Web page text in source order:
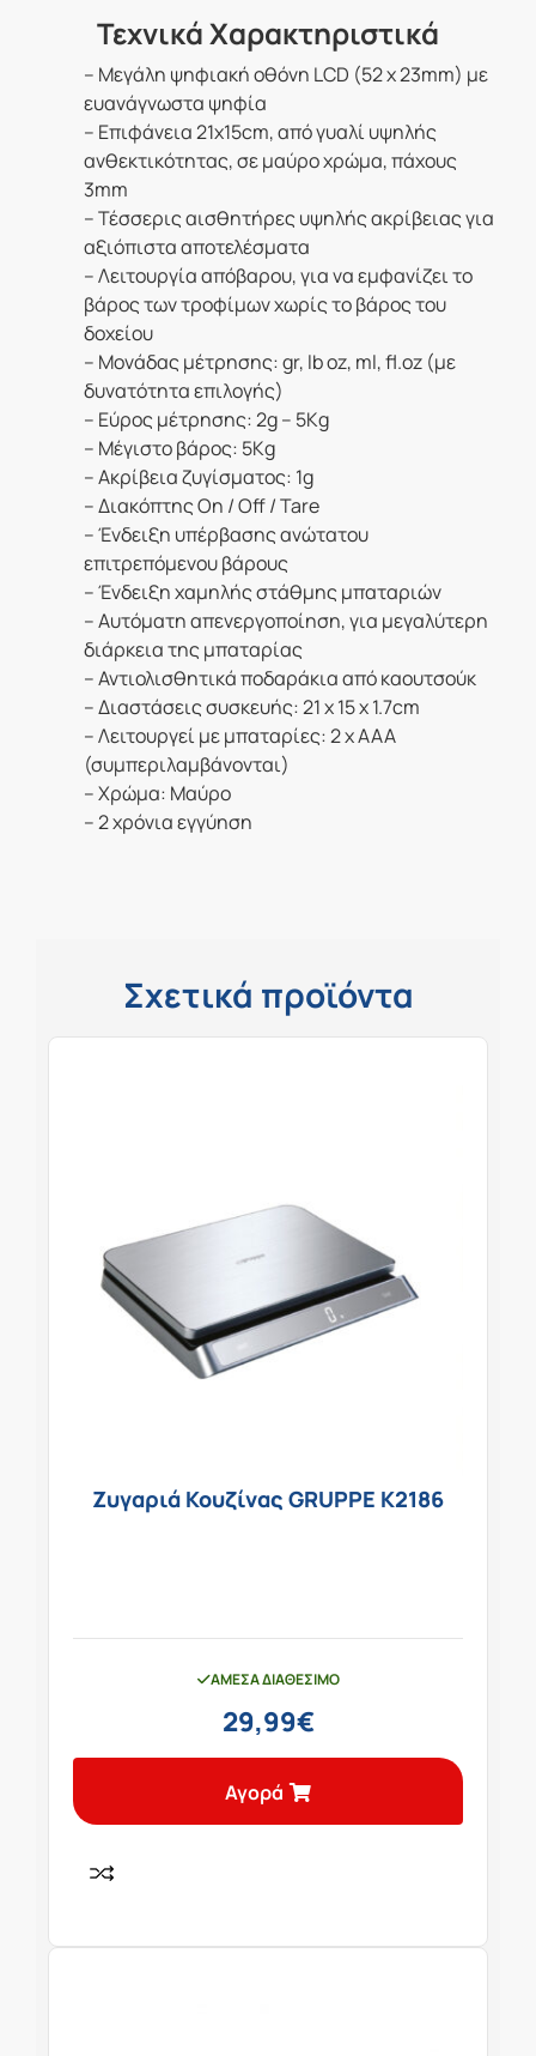
Τεχνικά Χαρακτηριστικά
– Μεγάλη ψηφιακή οθόνη LCD (52 x 23mm) με
ευανάγνωστα ψηφία
– Eπιφάνεια 21x15cm, από γυαλί υψηλής
ανθεκτικότητας, σε μαύρο χρώμα, πάχους
3mm
– Τέσσερις αισθητήρες υψηλής ακρίβειας για
αξιόπιστα αποτελέσματα
– Λειτουργία απόβαρου, για να εμφανίζει το
βάρος των τροφίμων χωρίς το βάρος του
δοχείου
– Μονάδας μέτρησης: gr, lb oz, ml, fl.oz (με
δυνατότητα επιλογής)
– Εύρος μέτρησης: 2g – 5Kg
– Μέγιστο βάρος: 5Kg
– Ακρίβεια ζυγίσματος: 1g
– Διακόπτης On / Off / Tare
– Ένδειξη υπέρβασης ανώτατου
επιτρεπόμενου βάρους
– Ένδειξη χαμηλής στάθμης μπαταριών
– Αυτόματη απενεργοποίηση, για μεγαλύτερη
διάρκεια της μπαταρίας
– Αντιολισθητικά ποδαράκια από καουτσούκ
– Διαστάσεις συσκευής: 21 x 15 x 1.7cm
– Λειτουργεί με μπαταρίες: 2 x ΑΑΑ
(συμπεριλαμβάνονται)
– Χρώμα: Μαύρο
– 2 χρόνια εγγύηση
Σχετικά προϊόντα
Ζυγαριά Κουζίνας GRUPPE K2186
ΆΜΕΣΑ ΔΙΑΘΈΣΙΜΟ
29,99€
Αγορά